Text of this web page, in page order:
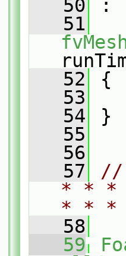
   50
:
   51
   52
{
   53
   54
}
   55
   56
   57
//
* * *
* *
   58
   59